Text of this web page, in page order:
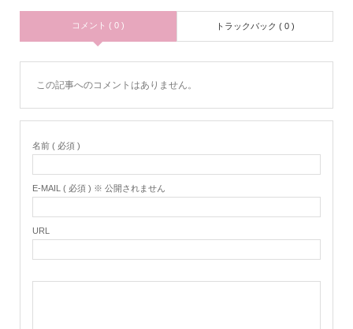
コメント ( 0 ) トラックバック ( 0 )
この記事へのコメントはありません。
名前 ( 必須 )
E-MAIL ( 必須 ) ※ 公開されません
URL